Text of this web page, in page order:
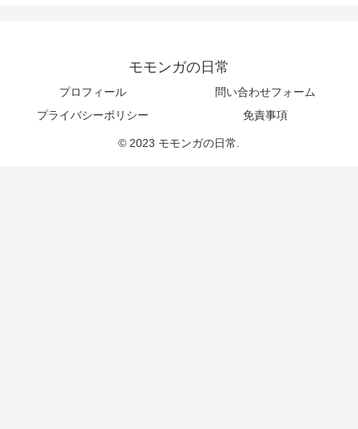
モモンガの日常
プロフィール
問い合わせフォーム
プライバシーポリシー
免責事項
© 2023 モモンガの日常.